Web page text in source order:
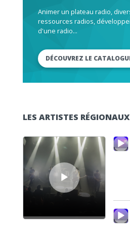
Animer un plateau radio,
ressources radios,
d'une radio...
DÉCOUVREZ LE
LES ARTISTES RÉGIONAUX
Lecteur audio
Lecteur audio
Lecteur audio